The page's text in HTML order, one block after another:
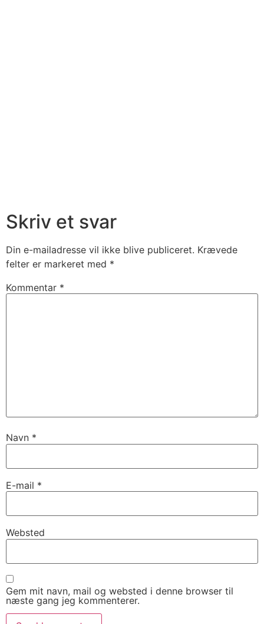
Skriv et svar
Din e-mailadresse vil ikke blive publiceret. Krævede
felter er markeret med *
Kommentar *
Navn *
E-mail *
Websted
Gem mit navn, mail og websted i denne browser til
næste gang jeg kommenterer.